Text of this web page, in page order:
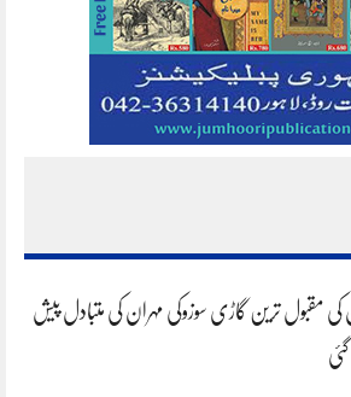
کی مقبول ترین گاڑی سوزوکی مہران کی متبادل پیش